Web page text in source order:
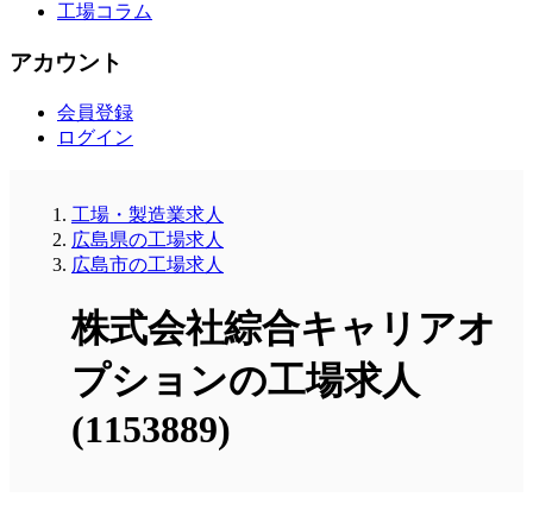
工場コラム
アカウント
会員登録
ログイン
工場・製造業求人
広島県の工場求人
広島市の工場求人
株式会社綜合キャリアオ
プションの工場求人
(1153889)